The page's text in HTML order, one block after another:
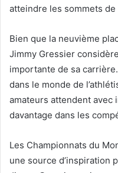
atteindre les sommets de
Bien que la neuvième
Jimmy Gressier
importante de sa
dans le monde de
amateurs attendent
davantage dans les
Les Championnats du
une source d’inspiration